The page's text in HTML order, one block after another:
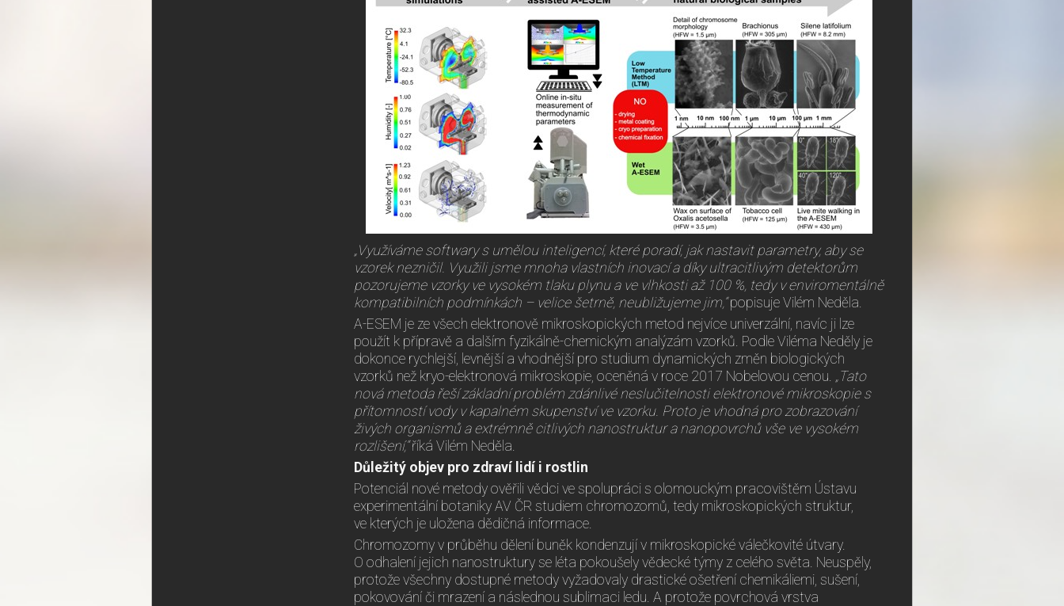
„Využíváme softwary s umělou inteligencí, které poradí, jak nastavit parametry, aby se
vzorek nezničil. Využili jsme mnoha vlastních inovací a díky ultracitlivým detektorům
pozorujeme vzorky ve vysokém tlaku plynu a ve vlhkosti až 100 %, tedy v enviromentálně
kompatibilních podmínkách – velice šetrně, neubližujeme jim,“popisuje Vilém Neděla.
A-ESEM je ze všech elektronově mikroskopických metod nejvíce univerzální, navíc ji lze
použít k přípravě a dalším fyzikálně-chemickým analýzám vzorků. Podle Viléma Neděly je
dokonce rychlejší, levnější a vhodnější pro studium dynamických změn biologických
vzorků než kryo-elektronová mikroskopie, oceněná v roce 2017 Nobelovou cenou. „Tato
nová metoda řeší základní problém zdánlivé neslučitelnosti elektronové mikroskopie s
přítomností vody v kapalném skupenství ve vzorku. Proto je vhodná pro zobrazování
živých organismů a extrémně citlivých nanostruktur a nanopovrchů vše ve vysokém
rozlišení,“říká Vilém Neděla.
Důležitý objev pro zdraví lidí i rostlin
Potenciál nové metody ověřili vědci ve spolupráci s olomouckým pracovištěm Ústavu
experimentální botaniky AV ČR studiem chromozomů, tedy mikroskopických struktur,
ve kterých je uložena dědičná informace.
Chromozomy v průběhu dělení buněk kondenzují v mikroskopické válečkovité útvary.
O odhalení jejich nanostruktury se léta pokoušely vědecké týmy z celého světa. Neuspěly,
protože všechny dostupné metody vyžadovaly drastické ošetření chemikáliemi, sušení,
pokovování či mrazení a následnou sublimaci ledu. A protože povrchová vrstva